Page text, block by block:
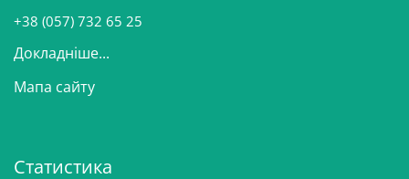
+38 (057) 732 65 25
Докладніше...
Мапа сайту
Статистика